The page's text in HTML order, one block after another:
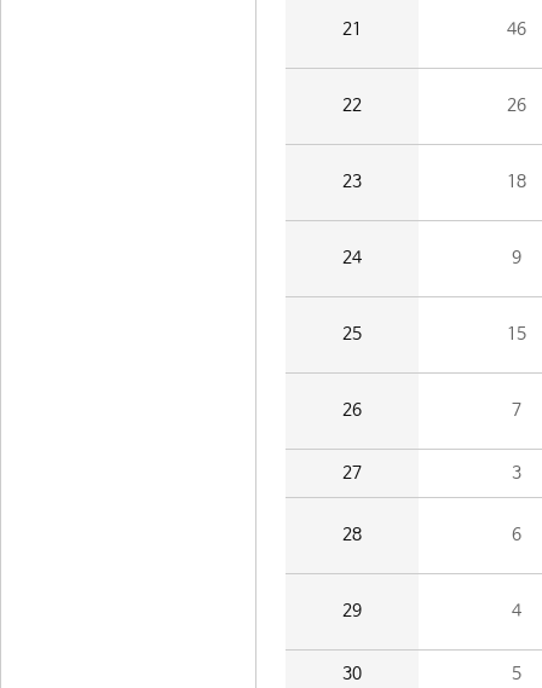
21 46
22 26
23 18
24 9
25 15
26 7
27 3
28 6
29 4
30 5